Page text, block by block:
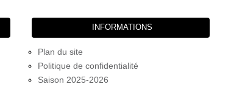
INFORMATIONS
Plan du site
Politique de confidentialité
Saison 2025-2026